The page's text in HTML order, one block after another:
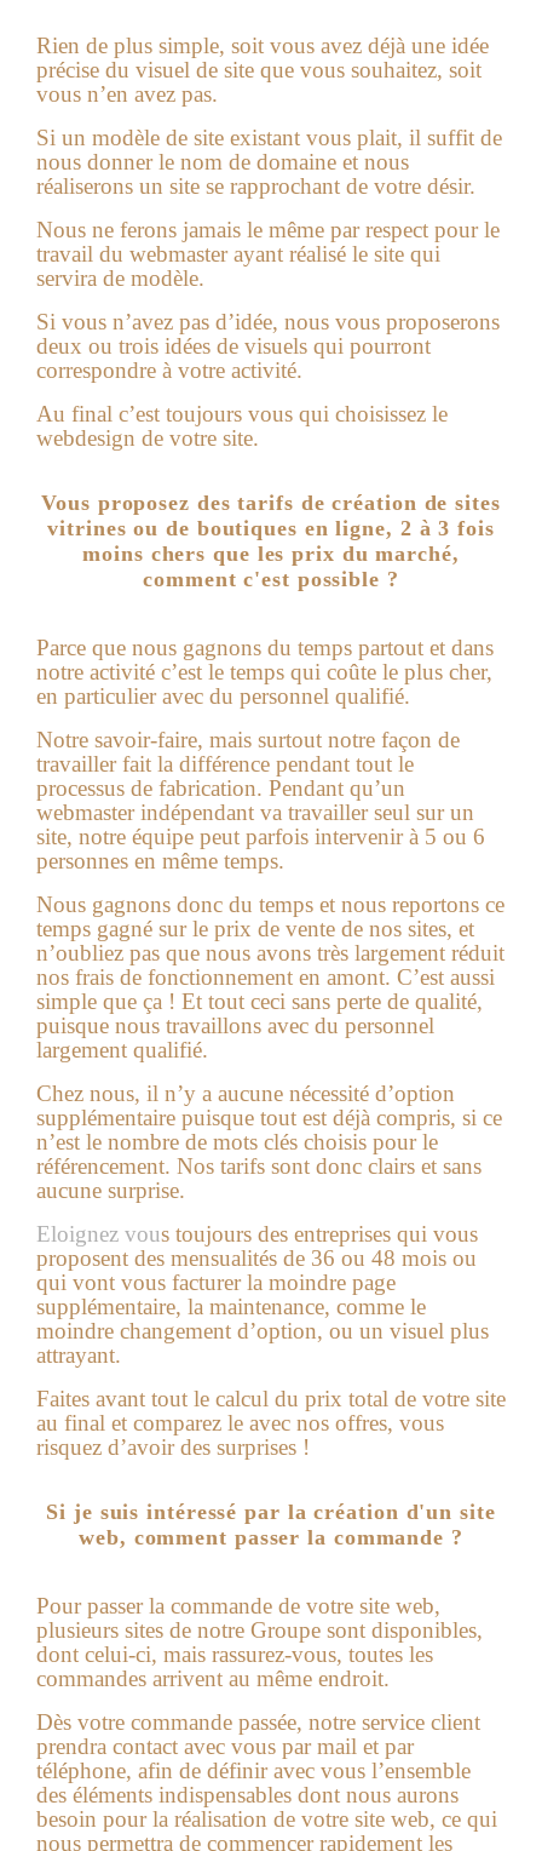
Rien de plus simple, soit vous avez déjà une idée
précise du visuel de site que vous souhaitez, soit
vous n’en avez pas.
Si un modèle de site existant vous plait, il suffit de
nous donner le nom de domaine et nous
réaliserons un site se rapprochant de votre désir.
Nous ne ferons jamais le même par respect pour le
travail du webmaster ayant réalisé le site qui
servira de modèle.
Si vous n’avez pas d’idée, nous vous proposerons
deux ou trois idées de visuels qui pourront
correspondre à votre activité.
Au final c’est toujours vous qui choisissez le
webdesign de votre site.
Vous proposez des tarifs de création de sites
vitrines ou de boutiques en ligne, 2 à 3 fois
moins chers que les prix du marché,
comment c'est possible ?
Parce que nous gagnons du temps partout et dans
notre activité c’est le temps qui coûte le plus cher,
en particulier avec du personnel qualifié.
Notre savoir-faire, mais surtout notre façon de
travailler fait la différence pendant tout le
processus de fabrication. Pendant qu’un
webmaster indépendant va travailler seul sur un
site, notre équipe peut parfois intervenir à 5 ou 6
personnes en même temps.
Nous gagnons donc du temps et nous reportons ce
temps gagné sur le prix de vente de nos sites, et
n’oubliez pas que nous avons très largement réduit
nos frais de fonctionnement en amont. C’est aussi
simple que ça ! Et tout ceci sans perte de qualité,
puisque nous travaillons avec du personnel
largement qualifié.
Chez nous, il n’y a aucune nécessité d’option
supplémentaire puisque tout est déjà compris, si ce
n’est le nombre de mots clés choisis pour le
référencement. Nos tarifs sont donc clairs et sans
aucune surprise.
Eloignez vous toujours des entreprises qui vous
proposent des mensualités de 36 ou 48 mois ou
qui vont vous facturer la moindre page
supplémentaire, la maintenance, comme le
moindre changement d’option, ou un visuel plus
attrayant.
Faites avant tout le calcul du prix total de votre site
au final et comparez le avec nos offres, vous
risquez d’avoir des surprises !
Si je suis intéressé par la création d'un site
web, comment passer la commande ?
Pour passer la commande de votre site web,
plusieurs sites de notre Groupe sont disponibles,
dont celui-ci, mais rassurez-vous, toutes les
commandes arrivent au même endroit.
Dès votre commande passée, notre service client
prendra contact avec vous par mail et par
téléphone, afin de définir avec vous l’ensemble
des éléments indispensables dont nous aurons
besoin pour la réalisation de votre site web, ce qui
nous permettra de commencer rapidement les